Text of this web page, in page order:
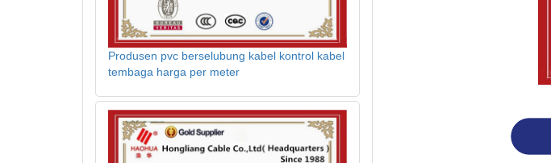
Produsen pvc berselubung kabel kontrol kabel
tembaga harga per meter